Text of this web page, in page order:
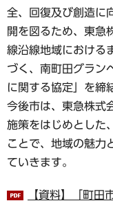
全、回復及び創造に
開を図るため、東急
線沿線地域における
づく、南町田グラン
に関する協定」を締
今後市は、東急株式
施策をはじめとした
ことで、地域の魅力
ていきます。
【資料】「町田